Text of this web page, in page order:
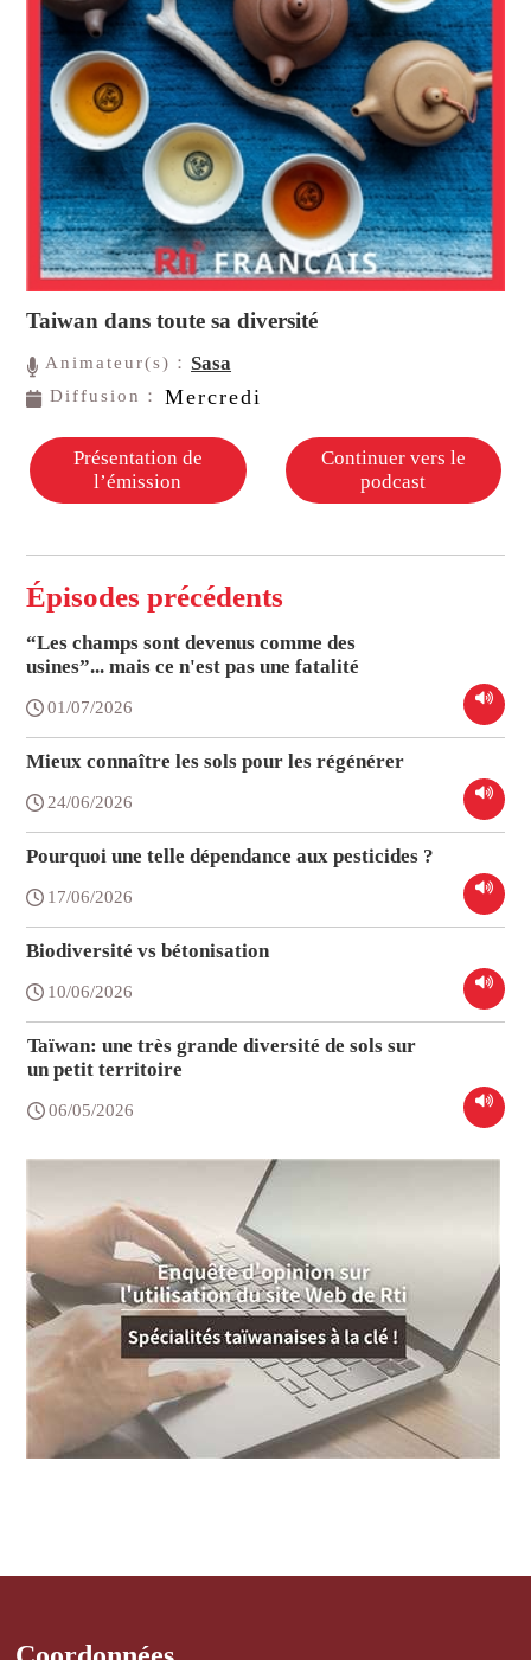
Taiwan dans toute sa diversité
Animateur(s)： Sasa
Diffusion： Mercredi
Présentation de
l’émission
Continuer vers le
podcast
Épisodes précédents
“Les champs sont devenus comme des
usines”... mais ce n'est pas une fatalité
01/07/2026
Mieux connaître les sols pour les régénérer
24/06/2026
Pourquoi une telle dépendance aux pesticides ?
17/06/2026
Biodiversité vs bétonisation
10/06/2026
Taïwan: une très grande diversité de sols sur
un petit territoire
06/05/2026